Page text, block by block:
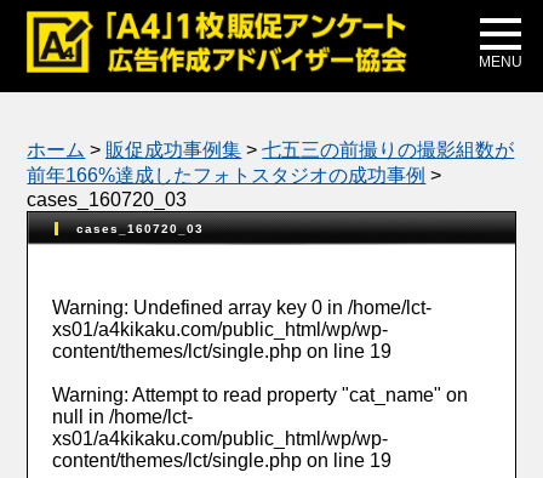
MENU
メディア掲載
公式ブログ
ホーム > 販促成功事例集 >七五三の前撮りの撮影組数が
前年166%達成したフォトスタジオの成功事例 >
cases_160720_03
cases_160720_03
Warning: Undefined array key 0 in/home/lct-
xs01/a4kikaku.com/public_html/wp/wp-
content/themes/lct/single.php on line 19
Warning: Attempt to read property "cat_name" on
null in/home/lct-
xs01/a4kikaku.com/public_html/wp/wp-
content/themes/lct/single.php on line 19